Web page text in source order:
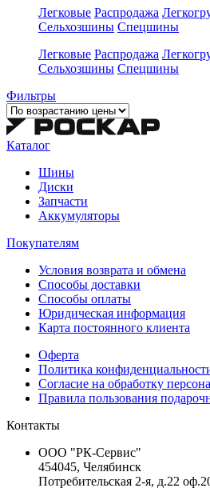
Легковые Распродажа
Сельхозшины Спецшины
Легковые Распродажа
Сельхозшины Спецшины
Фильтры
Каталог
Шины
Диски
Запчасти
Аккумуляторы
Покупателям
Условия возврата и обмена
Способы доставки
Способы оплаты
Юридическая информация
Карта постоянного клиента
Оферта
Политика
Согласие на обработку
Правила пользования
Контакты
ООО "РК-Сервис"
454045, Челябинск
Потребительская 2-я, д.22